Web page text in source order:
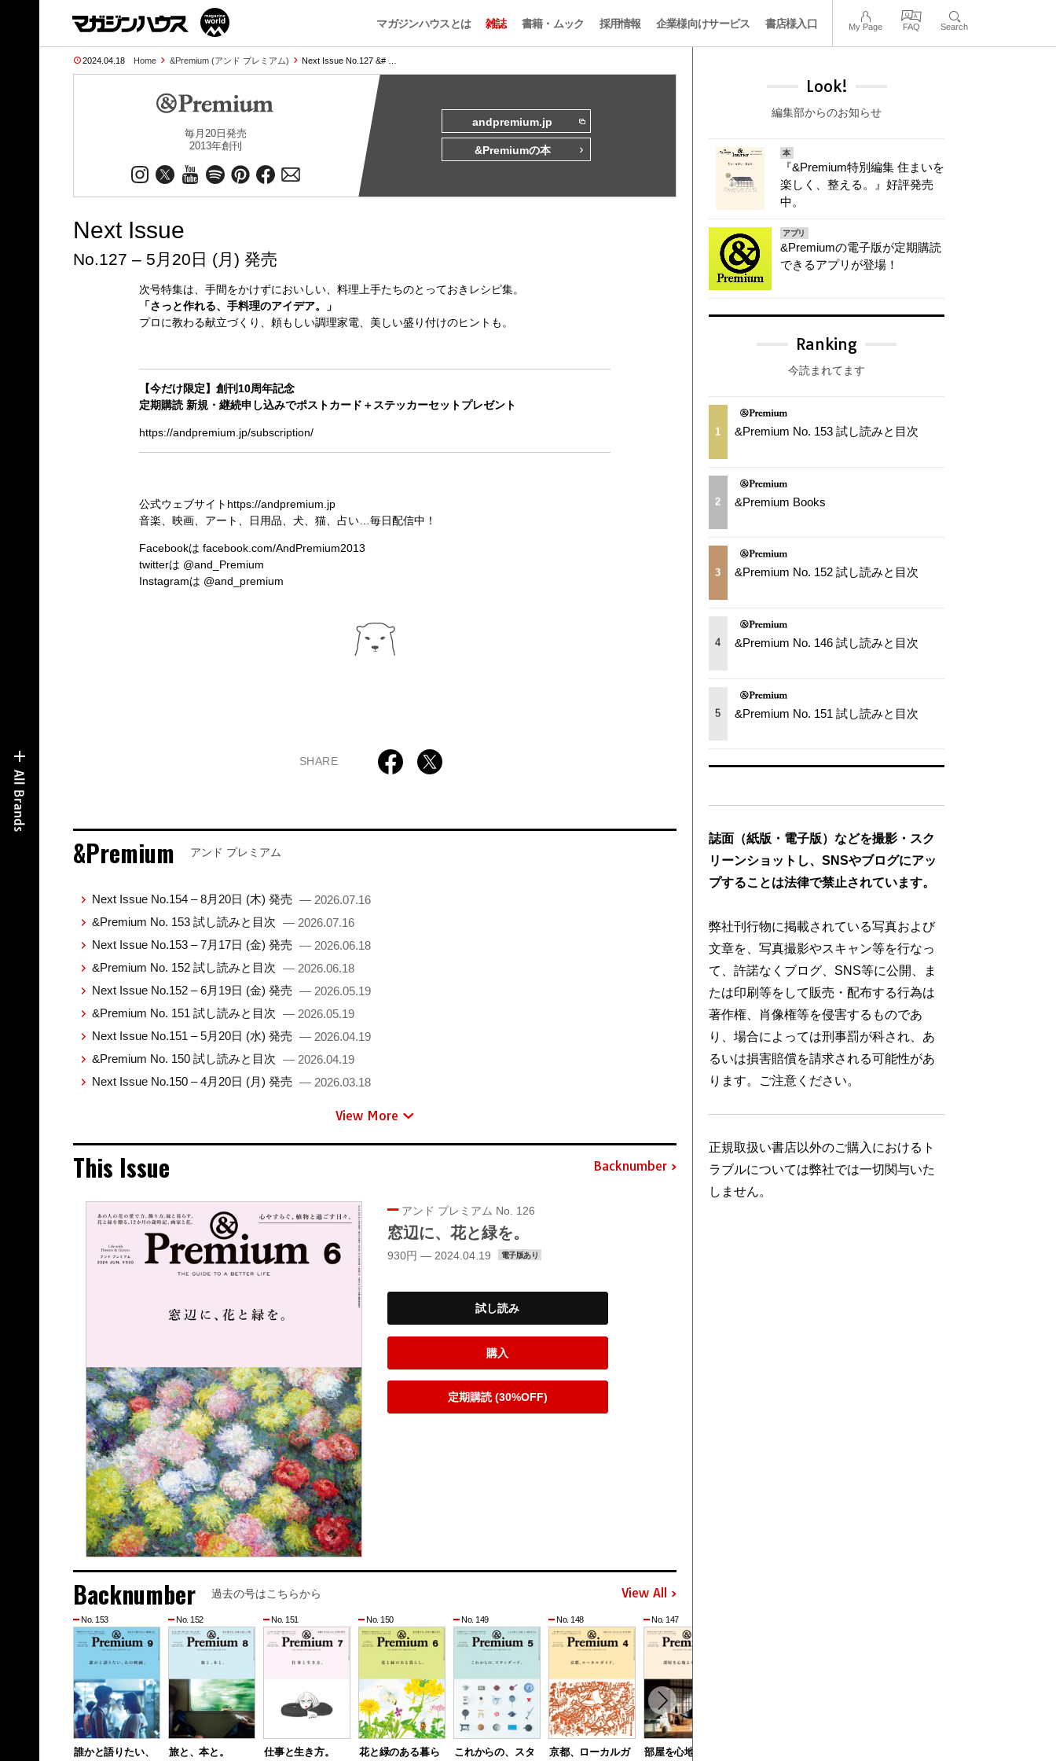
マガジンハウスとは 雑誌 書籍・ムック 採用情報 企業様向けサービス 書店様入口 My Page FAQ Search
2024.04.18 Home &Premium (アンド プレミアム) Next Issue No.127 &# …
毎月20日発売
2013年創刊
andpremium.jp
&Premiumの本
Next Issue
No.127 – 5月20日 (月) 発売
次号特集は、手間をかけずにおいしい、料理上手たちのとっておきレシピ集。
「さっと作れる、手料理のアイデア。」
プロに教わる献立づくり、頼もしい調理家電、美しい盛り付けのヒントも。
【今だけ限定】創刊10周年記念
定期購読 新規・継続申し込みでポストカード＋ステッカーセットプレゼント
https://andpremium.jp/subscription/
公式ウェブサイト https://andpremium.jp
音楽、映画、アート、日用品、犬、猫、占い…毎日配信中！
Facebookは facebook.com/AndPremium2013
twitterは @and_Premium
Instagramは @and_premium
SHARE
&Premium アンド プレミアム
Next Issue No.154 – 8月20日 (木) 発売 — 2026.07.16
&Premium No. 153 試し読みと目次 — 2026.07.16
Next Issue No.153 – 7月17日 (金) 発売 — 2026.06.18
&Premium No. 152 試し読みと目次 — 2026.06.18
Next Issue No.152 – 6月19日 (金) 発売 — 2026.05.19
&Premium No. 151 試し読みと目次 — 2026.05.19
Next Issue No.151 – 5月20日 (水) 発売 — 2026.04.19
&Premium No. 150 試し読みと目次 — 2026.04.19
Next Issue No.150 – 4月20日 (月) 発売 — 2026.03.18
View More
This Issue Backnumber
アンド プレミアム No. 126
窓辺に、花と緑を。
930円 — 2024.04.19 電子版あり
試し読み
購入
定期購読 (30%OFF)
Backnumber 過去の号はこちらから View All
No. 153
誰かと語りたい、
No. 152
旅と、本と。
No. 151
仕事と生き方。
No. 150
花と緑のある暮ら
No. 149
これからの、スタ
No. 148
京都、ローカルガ
No. 147
部屋を心地よく、
Look!
編集部からのお知らせ
本
『&Premium特別編集 住まいを
楽しく、整える。』好評発売
中。
アプリ
&Premiumの電子版が定期購読
できるアプリが登場！
Ranking
今読まれてます
1 &Premium No. 153 試し読みと目次
2 &Premium Books
3 &Premium No. 152 試し読みと目次
4 &Premium No. 146 試し読みと目次
5 &Premium No. 151 試し読みと目次
誌面（紙版・電子版）などを撮影・スク
リーンショットし、SNSやブログにアッ
プすることは法律で禁止されています。
弊社刊行物に掲載されている写真および
文章を、写真撮影やスキャン等を行なっ
て、許諾なくブログ、SNS等に公開、ま
たは印刷等をして販売・配布する行為は
著作権、肖像権等を侵害するものであ
り、場合によっては刑事罰が科され、あ
るいは損害賠償を請求される可能性があ
ります。ご注意ください。
正規取扱い書店以外のご購入におけるト
ラブルについては弊社では一切関与いた
しません。